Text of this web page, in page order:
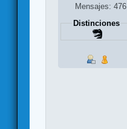
Mensajes: 476
Distinciones